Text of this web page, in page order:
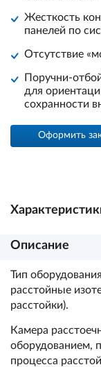
Жесткость
панелей по
Отсутствие
Поручни-
для
сохранности
Описание
Тип
расстойные
расстойки).
Камера
оборудованием,
процесса